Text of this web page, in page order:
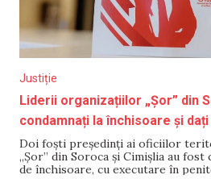
Justiție
Liderii organizațiilor „Șor” din
condamnați la închisoare și
Doi foști președinți ai oficiilor
„Șor” din Soroca și Cimișlia au fost
de închisoare, cu executare în